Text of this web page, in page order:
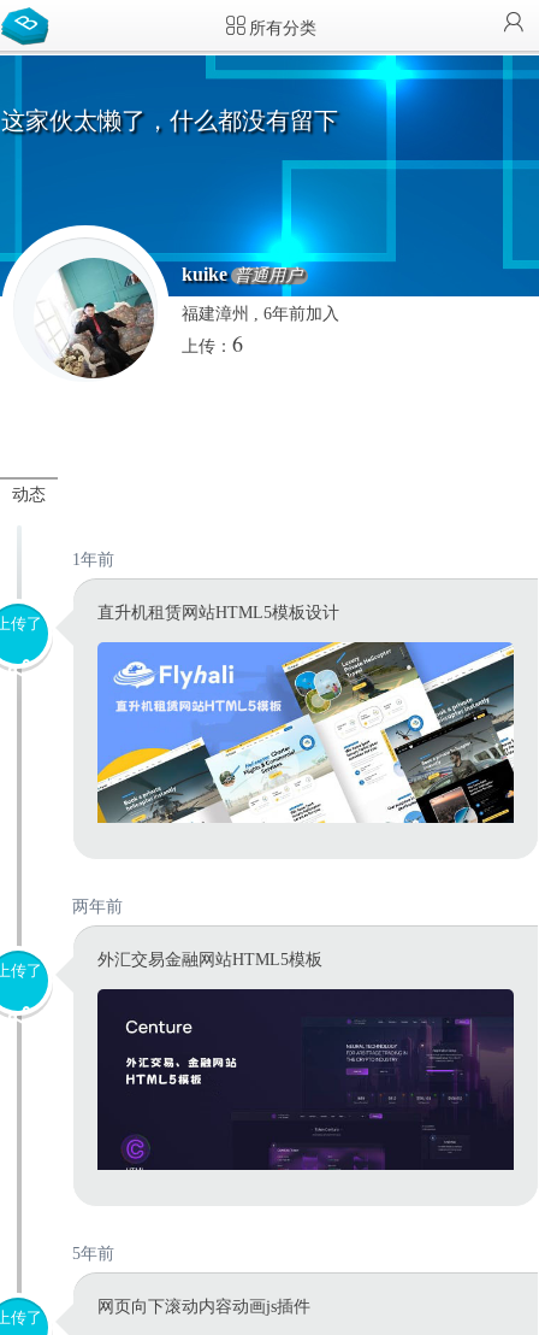
所有分类
这家伙太懒了，什么都没有留下
kuike 普通用户
福建漳州 , 6年前加入
上传： 6
动态
1年前
传了
直升机租赁网站HTML5模板设计
两年前
传了
外汇交易金融网站HTML5模板
5年前
传了
网页向下滚动内容动画js插件